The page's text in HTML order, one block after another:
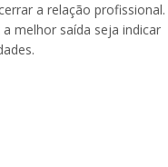
a relação profissional.
melhor saída seja indicar